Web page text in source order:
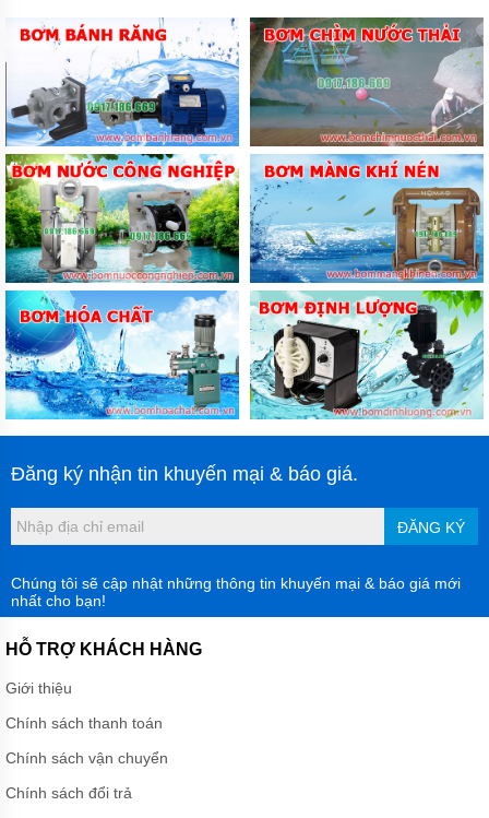
Đăng ký nhận tin khuyến mại & báo giá.
ĐĂNG KÝ
Chúng tôi sẽ cập nhật những thông tin khuyến mại & báo giá mới
nhất cho bạn!
HỖ TRỢ KHÁCH HÀNG
Giới thiệu
Chính sách thanh toán
Chính sách vận chuyển
Chính sách đổi trả